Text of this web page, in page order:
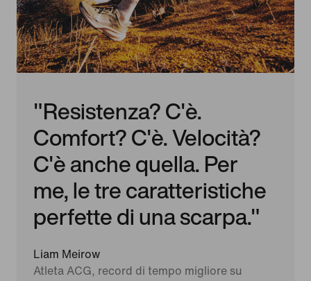
"Resistenza? C'è.
Comfort? C'è. Velocità?
C'è anche quella. Per
me, le tre caratteristiche
perfette di una scarpa."
Liam Meirow
Atleta ACG, record di tempo migliore su